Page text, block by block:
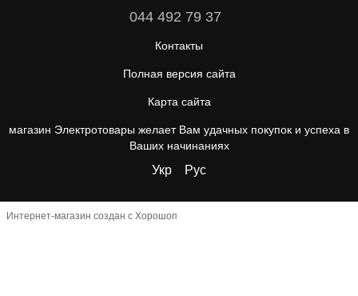
044 492 79 37
Контакты
Полная версия сайта
Карта сайта
магазин Электротовары желает Вам удачных покупок и успеха в
Ваших начинаниях
Укр Рус
Интернет-магазин создан с Хорошоп